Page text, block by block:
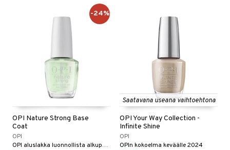
OPI Nature Strong Base
Coat
OPI
OPI aluslakka luonnollista alkuperää
-24%
Saatavana useana vaihtoehtona
OPI Your Way Collection -
Infinite Shine
OPI
OPIn kokoelma keväälle 2024